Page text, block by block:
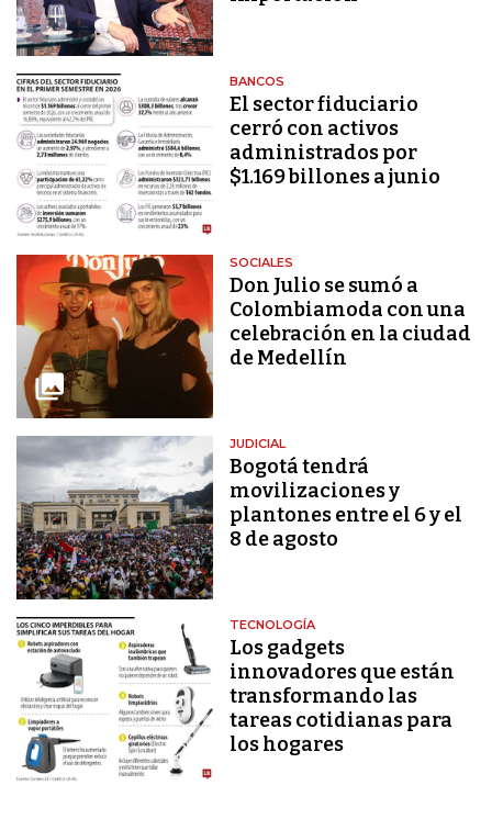
BANCOS
El sector fiduciario
cerró con activos
administrados por
$1.169 billones a junio
SOCIALES
Don Julio se sumó a
Colombiamoda con una
celebración en la ciudad
de Medellín
JUDICIAL
Bogotá tendrá
movilizaciones y
plantones entre el 6 y el
8 de agosto
TECNOLOGÍA
Los gadgets
innovadores que están
transformando las
tareas cotidianas para
los hogares